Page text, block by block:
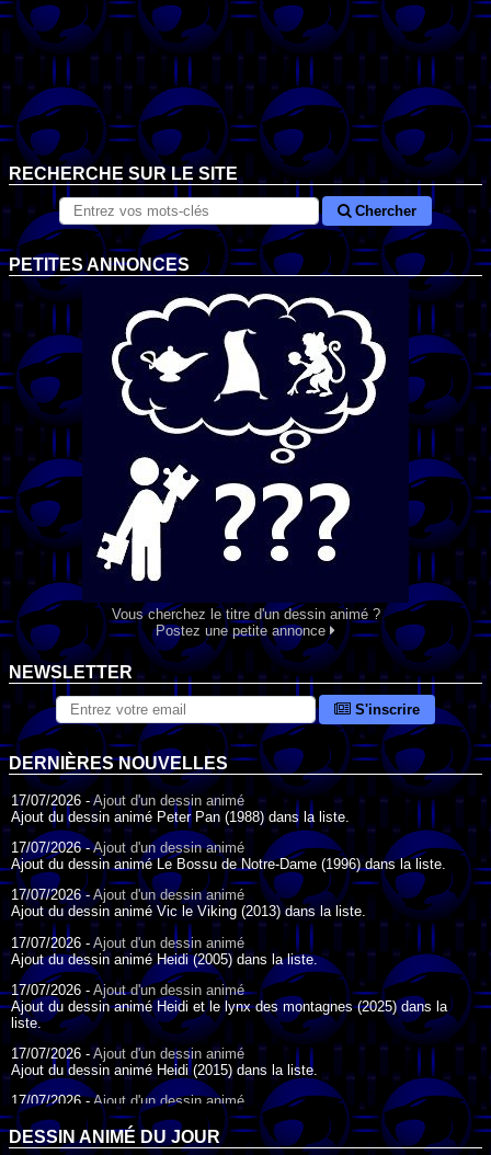
RECHERCHE SUR LE SITE
Chercher
PETITES ANNONCES
Vous cherchez le titre d'un dessin animé ?
Postez une petite annonce
NEWSLETTER
S'inscrire
DERNIÈRES NOUVELLES
17/07/2026 -Ajout d'un dessin animé
Ajout du dessin animé Peter Pan (1988) dans la liste.
17/07/2026 -Ajout d'un dessin animé
Ajout du dessin animé Le Bossu de Notre-Dame (1996) dans la liste.
17/07/2026 -Ajout d'un dessin animé
Ajout du dessin animé Vic le Viking (2013) dans la liste.
17/07/2026 - Ajout d'un dessin animé
Ajout du dessin animé Heidi (2005) dans la liste.
17/07/2026 - Ajout d'un dessin animé
Ajout du dessin animé Heidi et le lynx des montagnes (2025) dans la
liste.
17/07/2026 -Ajout d'un dessin animé
Ajout du dessin animé Heidi (2015) dans la liste.
17/07/2026 -Ajout d'un dessin animé
Ajout du dessin animé Heidi (1995) dans la liste.
09/07/2026 -Ajout d'un dessin animé
DESSIN ANIMÉ DU JOUR